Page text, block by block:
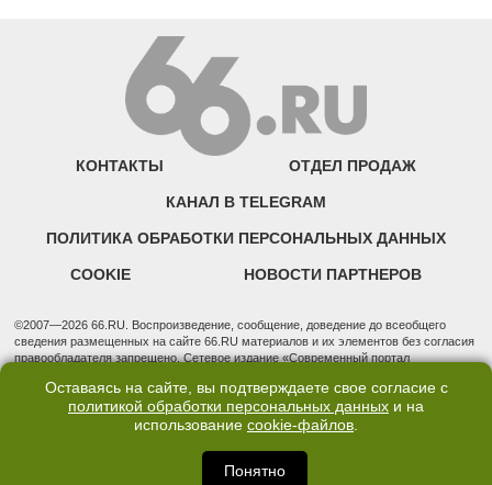
КОНТАКТЫ ОТДЕЛ ПРОДАЖ
КАНАЛ В TELEGRAM
ПОЛИТИКА ОБРАБОТКИ ПЕРСОНАЛЬНЫХ ДАННЫХ
COOKIE НОВОСТИ ПАРТНЕРОВ
©2007—2026 66.RU. Воспроизведение, сообщение, доведение до всеобщего
сведения размещенных на сайте 66.RU материалов и их элементов без согласия
правообладателя запрещено. Сетевое издание «Современный портал
надзору в сфере связи, информационных технологий и массовых коммуникаций
(Роскомнадзор). Регистрационный номер ЭЛ № ФС 77 - 76634 от 02.09.2019
Учредитель: Общество с ограниченной ответственностью "66.ру". Юридический
3, оф. 7015 Фактический адрес редакции и отдела продаж: 620014, Свердловская
обл., г. Екатеринбург, ул. Бориса Ельцина, д. 3, оф. 7015, +7 (343) 288-50-66
Оставаясь на сайте, вы подтверждаете свое согласие с
политикой обработки персональных данных и на
использование cookie-файлов.
Понятно